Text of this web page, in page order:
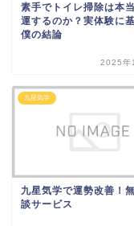
素手でトイレ掃除は本
運するのか？実体験に
僕の結論
2025年
九星気学
九星気学で運勢改善！
談サービス